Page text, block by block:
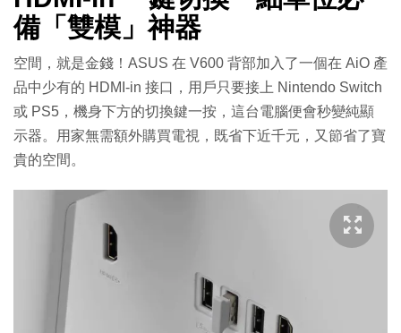
備「雙模」神器
空間，就是金錢！ASUS 在 V600 背部加入了一個在 AiO 產
品中少有的 HDMI-in 接口，用戶只要接上 Nintendo Switch
或 PS5，機身下方的切換鍵一按，這台電腦便會秒變純顯
示器。用家無需額外購買電視，既省下近千元，又節省了寶
貴的空間。